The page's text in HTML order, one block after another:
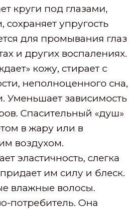
круги под глазами,
упругость
для промывания глаз
и других воспалениях.
кожу, стирает с
неполноценного сна,
Уменьшает зависимость
Спасительный «душ»
в жару или в
воздухом.
эластичность, слегка
им силу и блеск.
влажные волосы.
потребитель. Она